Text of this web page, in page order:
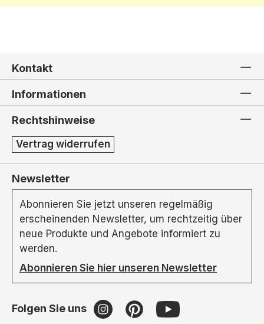
Kontakt
Informationen
Rechtshinweise
Vertrag widerrufen
Newsletter
Abonnieren Sie jetzt unseren regelmäßig
erscheinenden Newsletter, um rechtzeitig über
neue Produkte und Angebote informiert zu
werden.
Abonnieren Sie hier unseren Newsletter
Folgen Sie uns